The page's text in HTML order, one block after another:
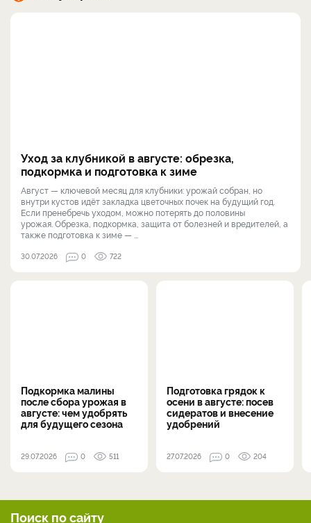
Уход за клубникой в августе: обрезка,
подкормка и подготовка к зиме
Август — ключевой месяц для клубники: урожай собран, но
внутри кустов идёт закладка цветочных почек на будущий год.
Если пренебречь уходом, можно потерять до половины
урожая. Обрезка, подкормка, защита от болезней и вредителей, а
также подготовка к зиме — ...
30.07.2026 0 722
Подкормка малины
после сбора урожая в
августе: чем удобрять
для будущего сезона
29.07.2026 0 511
Подготовка грядок к
осени в августе: посев
сидератов и внесение
удобрений
27.07.2026 0 204
Поиск по сайту